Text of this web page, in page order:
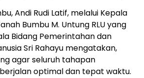
Andi Rudi Latif, melalui Kepala
Bumbu M. Untung RLU yang
Bidang Pemerintahan dan
Sri Rahayu mengatakan,
agar seluruh tahapan
optimal dan tepat waktu.